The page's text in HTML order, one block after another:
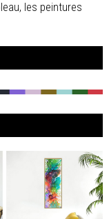
les peintures